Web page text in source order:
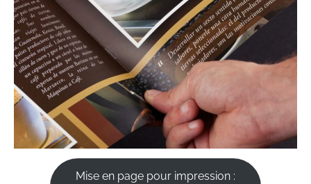
Mise en page pour impression :